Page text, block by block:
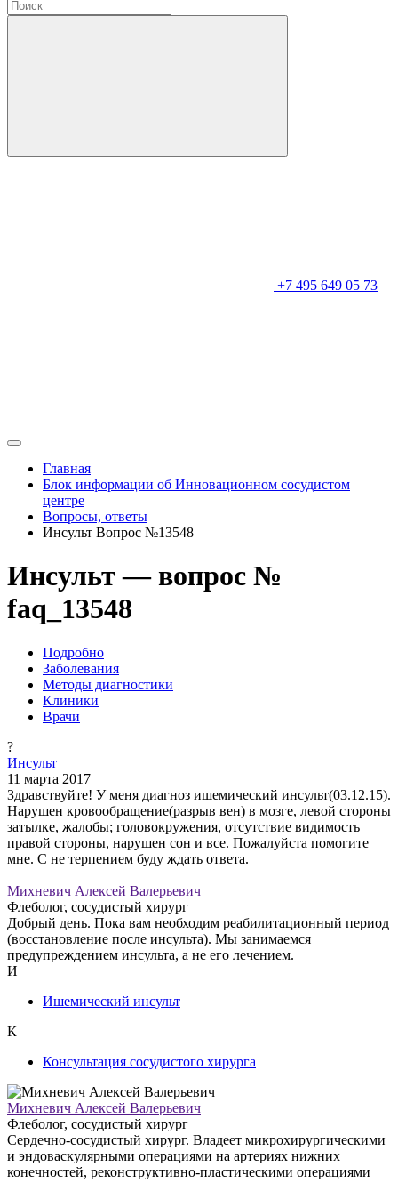
+7 495 649 05 73
Главная
Блок информации об Инновационном сосудистом
центре
Вопросы, ответы
Инсульт Вопрос №13548
Инсульт — вопрос №
faq_13548
Подробно
Заболевания
Методы диагностики
Клиники
Врачи
?
Инсульт
11 марта 2017
Здравствуйте! У меня диагноз ишемический инсульт(03.12.15).
Нарушен кровообращение(разрыв вен) в мозге, левой стороны
затылке, жалобы; головокружения, отсутствие видимость
правой стороны, нарушен сон и все. Пожалуйста помогите
мне. С не терпением буду ждать ответа.
Михневич Алексей Валерьевич
Флеболог, сосудистый хирург
Добрый день. Пока вам необходим реабилитационный период
(восстановление после инсульта). Мы занимаемся
предупреждением инсульта, а не его лечением.
И
Ишемический инсульт
К
Консультация сосудистого хирурга
Михневич Алексей Валерьевич
Флеболог, сосудистый хирург
Сердечно-сосудистый хирург. Владеет микрохирургическими
и эндоваскулярными операциями на артериях нижних
конечностей, реконструктивно-пластическими операциями